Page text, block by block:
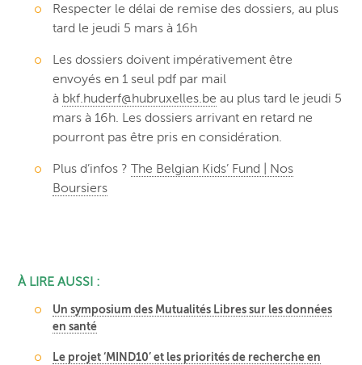
Respecter le délai de remise des dossiers, au plus
tard le jeudi 5 mars à 16h
Les dossiers doivent impérativement être
envoyés en 1 seul pdf par mail
à bkf.huderf@hubruxelles.be au plus tard le jeudi 5
mars à 16h. Les dossiers arrivant en retard ne
pourront pas être pris en considération.
Plus d’infos ?The Belgian Kids’ Fund | Nos
Boursiers
À LIRE AUSSI :
Un symposium des Mutualités Libres sur les données
en santé
Le projet ‘MIND10’ et les priorités de recherche en